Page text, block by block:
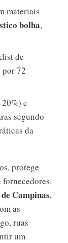
materiais
bolha,
de
por 72
e
segundo
da
protege
Campinas,
as
ruas
um